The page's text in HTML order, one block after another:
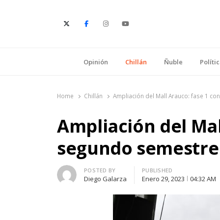
Opinión Chillán Ñuble
Home Chillán Ampliación del Mall Arauco: fase 1
Ampliación del
segundo semestre
Author
POSTED BY
Diego Galarza
PUBLISHED
Enero 29, 2023 04:32 AM